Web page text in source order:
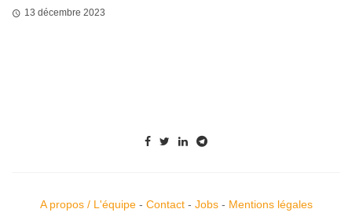
13 décembre 2023
A propos / L'équipe- Contact- Jobs- Mentions légales